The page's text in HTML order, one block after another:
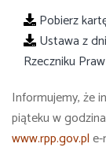
Pobierz
Ustawa z
Rzeczniku
Informujemy, że
piąteku w
www.rpp.gov.pl